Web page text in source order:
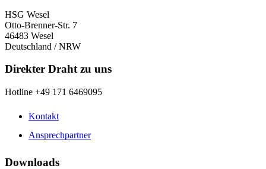
HSG Wesel
Otto-Brenner-Str. 7
46483 Wesel
Deutschland / NRW
Direkter Draht zu uns
Hotline +49 171 6469095
Kontakt
Ansprechpartner
Downloads